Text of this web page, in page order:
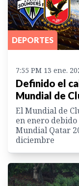
DEPORTES
7:55 PM 13 ene.
Definido el
Mundial de
El Mundial de
en enero
Mundial Qatar
diciembre